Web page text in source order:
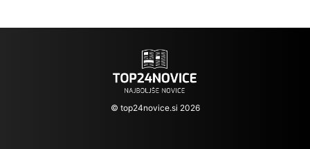
© top24novice.si 2026